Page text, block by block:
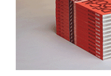
Projection —
Mercredi, 29 mai 2024
18H00 - 20H15